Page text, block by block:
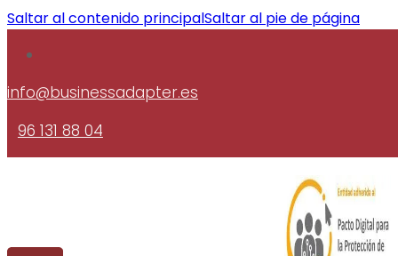
Saltar al contenido principalSaltar al pie de página
info@businessadapter.es
96 131 88 04